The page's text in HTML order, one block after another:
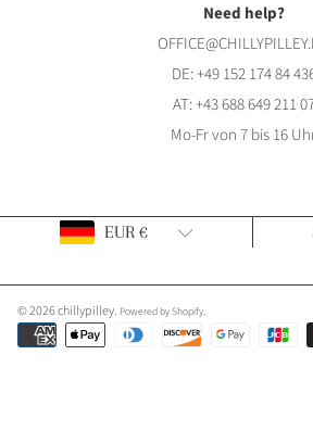
Need help?
DE:+49 152 174 84
AT:+43 688 649 211
Mo-Fr von 7 bis 16
© 2026 chillypilley. Powered by Shopify.
Zahlungsarten
Land/Region EUR €